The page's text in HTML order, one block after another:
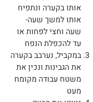
אותו בקערה ונתפיח
אותו למשך שעה-
שעה וחצי לפחות או
עד להכפלת הנפח
במקביל, נערבב בקערה
את הגבינות ונכין את
משטח עבודה מקומח
מעט